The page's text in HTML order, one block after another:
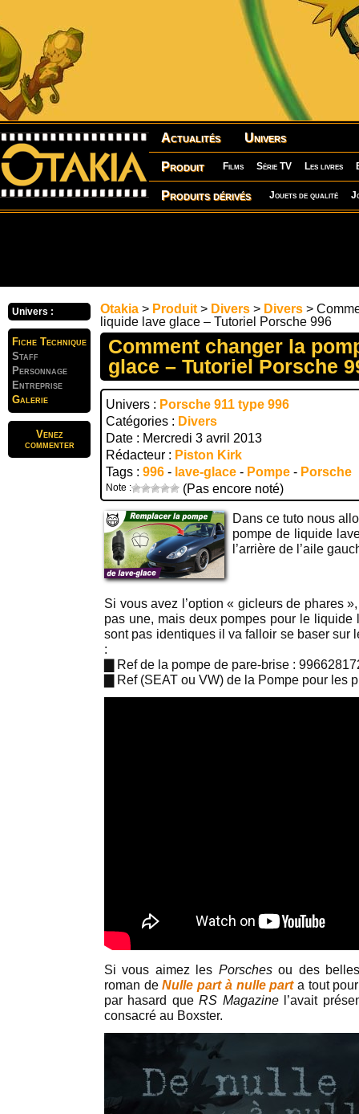
Actualités Univers
Produit Films Série TV Les livres
Produits dérivés Jouets de qualité
Univers :
Fiche Technique
Staff
Personnage
Entreprise
Galerie
Venez
commenter
Otakia > Produit > Divers > Divers >
liquide lave glace – Tutoriel Porsche 996
Comment changer la
glace – Tutoriel Porsche
Univers : Porsche 911 type 996
Catégories : Divers
Date : Mercredi 3 avril 2013
Rédacteur : Piston Kirk
Tags : 996 - lave-glace - Pompe - Porsche
Note : (Pas encore noté)
Dans ce tuto nous
pompe de liquide
l’arrière de l’aile
Si vous avez l’option « gicleurs de phares
pas une, mais deux pompes pour le liquide
sont pas identiques il va falloir se baser sur
:
▇ Ref de la pompe de pare-brise :
▇ Ref (SEAT ou VW) de la Pompe pour les
Si vous aimez les Porschesou des
roman deNulle part à nulle parta tout pour
par hasard queRS Magazinel’avait
consacré au Boxster.